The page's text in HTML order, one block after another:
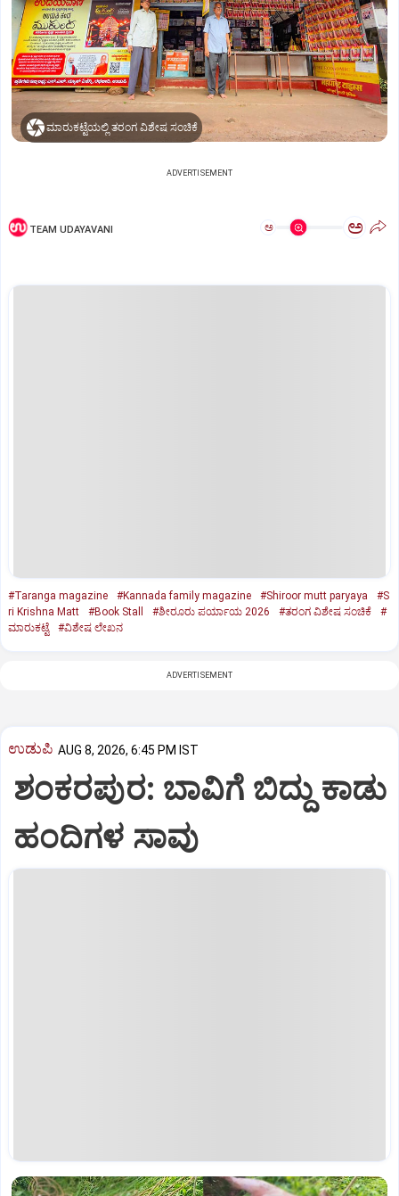
ಮಾರುಕಟ್ಟೆಯಲ್ಲಿ ತರಂಗ ವಿಶೇಷ ಸಂಚಿಕೆ
ADVERTISEMENT
TEAM UDAYAVANI ಅ ಅ
#Taranga magazine #Kannada family magazine #Shiroor mutt paryaya
#S
ri Krishna Matt
#Book Stall #ಶೀರೂರು ಪರ್ಯಾಯ 2026 #ತರಂಗ ವಿಶೇಷ ಸಂಚಿಕೆ
#
ಮಾರುಕಟ್ಟೆ
#ವಿಶೇಷ ಲೇಖನ
ADVERTISEMENT
ಉಡುಪಿ AUG 8, 2026, 6:45 PM IST
ಶಂಕರಪುರ: ಬಾವಿಗೆ ಬಿದ್ದು ಕಾಡು
ಹಂದಿಗಳ ಸಾವು